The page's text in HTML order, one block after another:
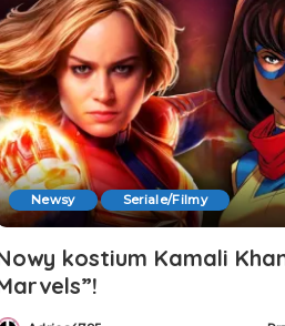
Newsy Seriale/Filmy
kostium Kamali